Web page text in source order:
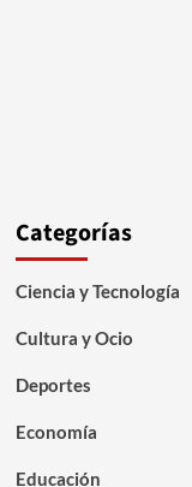
Categorías
Ciencia y Tecnología
Cultura y Ocio
Deportes
Economía
Educación